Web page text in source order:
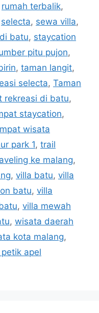
rumah terbalik,
selecta, sewa villa,
batu, staycation
pitu pujon,
, taman langit,
selecta, Taman
rekreasi di batu,
staycation,
wisata
park 1, trail
ke malang,
, villa batu, villa
batu, villa
, villa mewah
, wisata daerah
kota malang,
apel